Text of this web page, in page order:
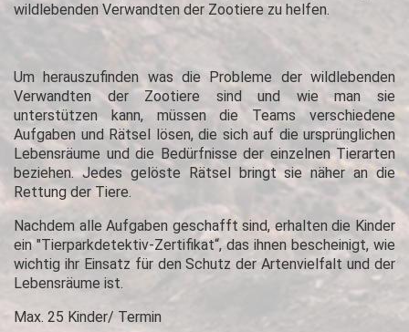
wildlebenden Verwandten der Zootiere zu helfen.
Um herauszufinden was die Probleme der wildlebenden
Verwandten der Zootiere sind und wie man sie
unterstützen kann, müssen die Teams verschiedene
Aufgaben und Rätsel lösen, die sich auf die ursprünglichen
Lebensräume und die Bedürfnisse der einzelnen Tierarten
beziehen. Jedes gelöste Rätsel bringt sie näher an die
Rettung der Tiere.
Nachdem alle Aufgaben geschafft sind, erhalten die Kinder
ein "Tierparkdetektiv-Zertifikat“, das ihnen bescheinigt, wie
wichtig ihr Einsatz für den Schutz der Artenvielfalt und der
Lebensräume ist.
Max. 25 Kinder/ Termin